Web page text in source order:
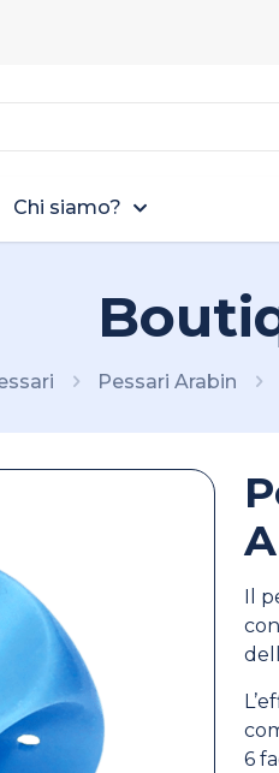
Chi siamo?
Pessari Arabin
Il
6